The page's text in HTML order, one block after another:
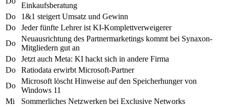
Einkaufsberatung
Do
1&1 steigert Umsatz und Gewinn
Do
Jeder fünfte Lehrer ist KI-Komplettverweigerer
Do
Neuausrichtung des Partnermarketings kommt bei Synaxon-
Mitgliedern gut an
Do
Jetzt auch Meta: KI hackt sich in andere Firma
Do
Ratiodata erwirbt Microsoft-Partner
Do
Microsoft löscht Hinweise auf den Speicherhunger von
Windows 11
Mi
Sommerliches Netzwerken bei Exclusive Networks